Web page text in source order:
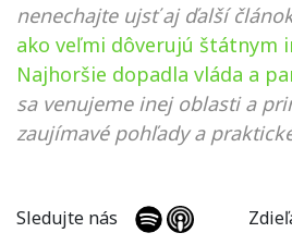
nenechajte ujsť aj ďalší
ako veľmi dôverujú štátnym
Najhoršie dopadla vláda a
sa venujeme inej oblasti a
zaujímavé pohľady a
Sledujte nás